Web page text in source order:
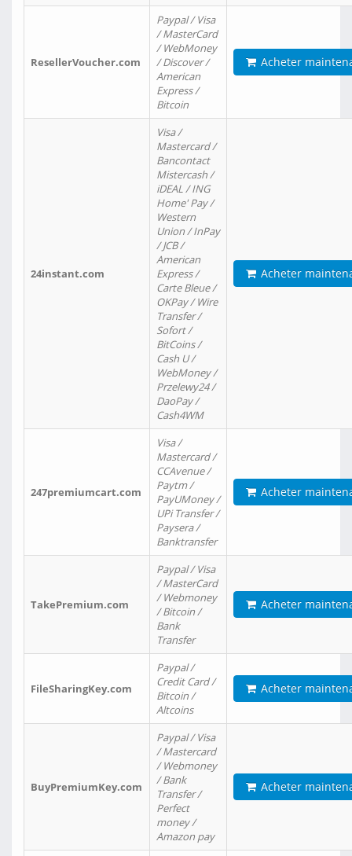
ResellerVoucher.com
Paypal / Visa
/ MasterCard
/ WebMoney
/ Discover /
American
Express /
Bitcoin
Acheter
24instant.com
Visa /
Mastercard /
Bancontact
Mistercash /
iDEAL / ING
Home' Pay /
Western
Union / InPay
/ JCB /
American
Express /
Carte Bleue /
OKPay / Wire
Transfer /
Sofort /
BitCoins /
Cash U /
WebMoney /
Przelewy24 /
DaoPay /
Cash4WM
Acheter
247premiumcart.com
Visa /
Mastercard /
CCAvenue /
Paytm /
PayUMoney /
UPi Transfer /
Paysera /
Banktransfer
Acheter
TakePremium.com
Paypal / Visa
/ MasterCard
/ Webmoney
/ Bitcoin /
Bank
Transfer
Acheter
FileSharingKey.com
Paypal /
Credit Card /
Bitcoin /
Altcoins
Acheter
BuyPremiumKey.com
Paypal / Visa
/ Mastercard
/ Webmoney
/ Bank
Transfer /
Perfect
money /
Amazon pay
Acheter